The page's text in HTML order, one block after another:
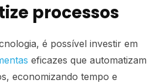
processos
é possível investir em
eficazes que automatizam
economizando tempo e